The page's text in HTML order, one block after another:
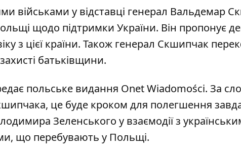
військами у відставці генерал Вальдемар
щодо підтримки України. Він пропонує
з цієї країни. Також генерал Скшипчак
батьківщини.
польське видання Onet Wiadomości. За
це буде кроком для полегшення
Зеленського у взаємодії з
що перебувають у Польщі.